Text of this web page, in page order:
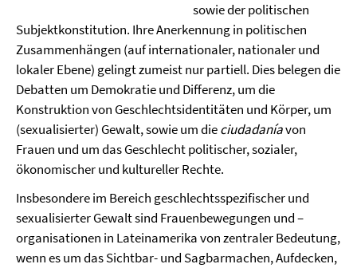
sowie der politischen
Subjektkonstitution. Ihre Anerkennung in politischen
Zusammenhängen (auf internationaler, nationaler und
lokaler Ebene) gelingt zumeist nur partiell. Dies belegen die
Debatten um Demokratie und Differenz, um die
Konstruktion von Geschlechtsidentitäten und Körper, um
(sexualisierter) Gewalt, sowie um dieciudadaníavon
Frauen und um das Geschlecht politischer, sozialer,
ökonomischer und kultureller Rechte.
Insbesondere im Bereich geschlechtsspezifischer und
sexualisierter Gewalt sind Frauenbewegungen und –
organisationen in Lateinamerika von zentraler Bedeutung,
wenn es um das Sichtbar- und Sagbarmachen, Aufdecken,